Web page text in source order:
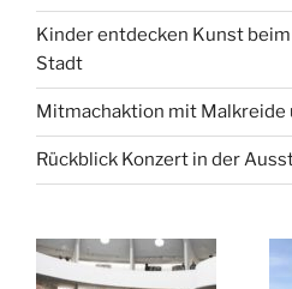
Kinder entdecken Kunst
Stadt
Mitmachaktion mit Malkreide
Rückblick Konzert in der